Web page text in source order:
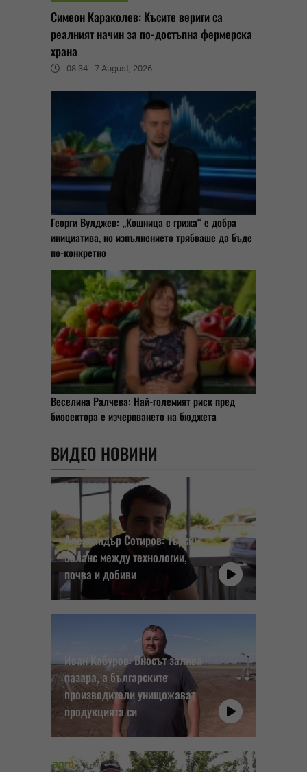
Симеон Караколев: Късите вериги са
реалният начин за по-достъпна фермерска
храна
08:34 - 7 August, 2026
Георги Вулджев: „Кошница с грижа“ е добра
инициатива, но изпълнението трябваше да бъде
по-конкретно
Веселина Ралчева: Най-големият риск пред
биосектора е изчерпването на бюджета
ВИДЕО НОВИНИ
Александър Сотиров: Търсим
баланс между технологии,
почва и добиви
Иван Кабуров: Вносът залива
пазара, а българските
производители унищожават
продукцията си